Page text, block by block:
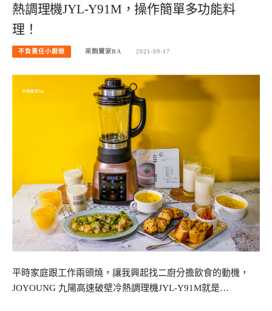
熱調理機JYL-Y91M，操作簡單多功能料
理！
不負責任小廚娘 來飽寶家BA 2021-09-17
平時家庭跟工作兩頭燒，讓我興起找二廚分擔飲食的動機，
JOYOUNG 九陽高速破壁冷熱調理機JYL-Y91M就是…